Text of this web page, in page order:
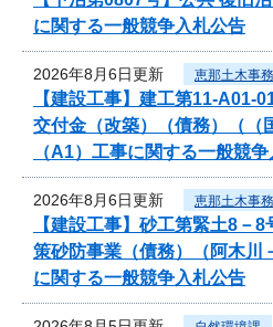
に関する一般競争入札公告
2026年8月6日更新 恵那土木事
【建設工事】建工第11-A01-
交付金（改築）（債務）（（
（A1）工事に関する一般競
2026年8月6日更新 恵那土木事
【建設工事】砂工第緊土8
策砂防事業（債務）（阿木川
に関する一般競争入札公告